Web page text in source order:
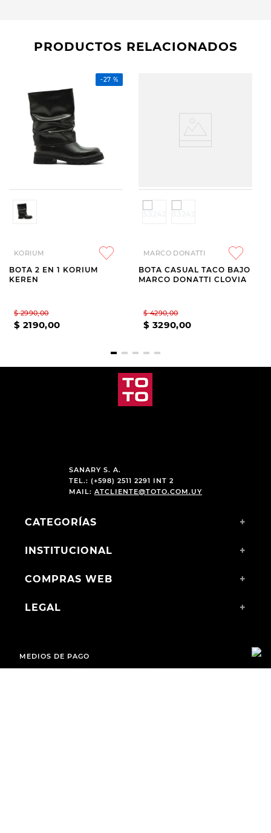
PRODUCTOS RELACIONADOS
-27 %
KORIUM
BOTA 2 EN 1 KORIUM
KEREN
$ 2990,00
$ 2190,00
MARCO DONATTI
BOTA CASUAL TACO BAJO
MARCO DONATTI CLOVIA
$ 4290,00
$ 3290,00
SANARY S. A.
TEL.: (+598) 2511 2291 INT 2
MAIL: ATCLIENTE@TOTO.COM.UY
CATEGORÍAS +
INSTITUCIONAL +
COMPRAS WEB +
LEGAL +
MEDIOS DE PAGO